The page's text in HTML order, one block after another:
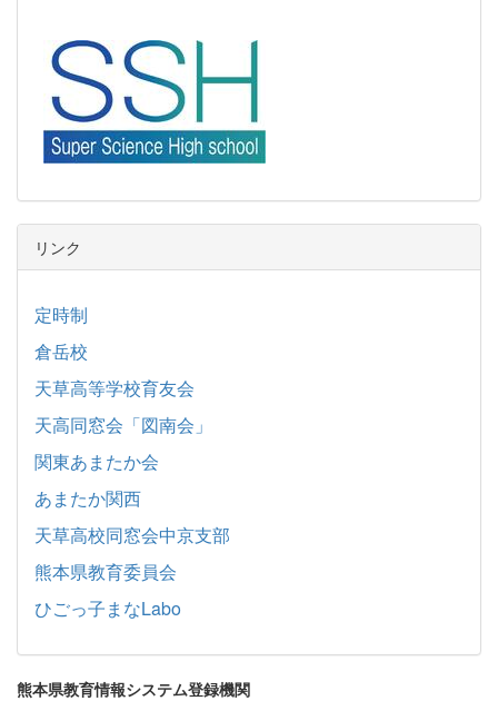
リンク
定時制
倉岳校
天草高等学校育友会
天高同窓会「図南会」
関東あまたか会
あまたか関西
天草高校同窓会中京支部
熊本県教育委員会
ひごっ子まなLabo
熊本県教育情報システム登録機関